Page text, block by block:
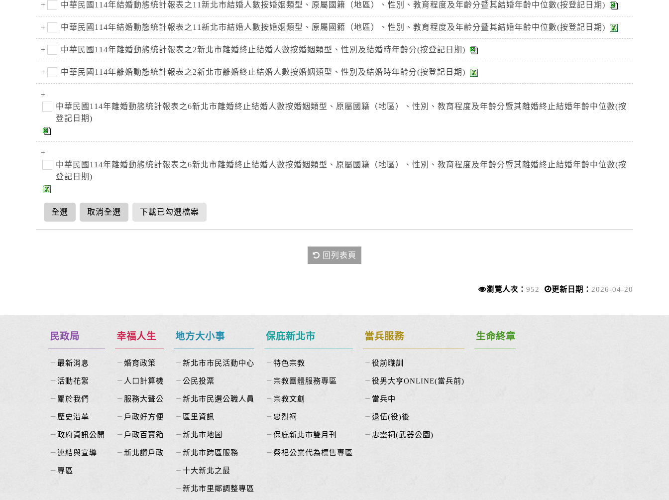
中華民國114年結婚動態統計報表之11新北市結婚人數按婚姻類型、原屬國籍（地區）、性別、教育程度及年齡分暨其結婚年齡中位數(按登記日期)
中華民國114年結婚動態統計報表之11新北市結婚人數按婚姻類型、原屬國籍（地區）、性別、教育程度及年齡分暨其結婚年齡中位數(按登記日期)
中華民國114年離婚動態統計報表之2新北市離婚終止結婚人數按婚姻類型、性別及結婚時年齡分(按登記日期)
中華民國114年離婚動態統計報表之2新北市離婚終止結婚人數按婚姻類型、性別及結婚時年齡分(按登記日期)
中華民國114年離婚動態統計報表之6新北市離婚終止結婚人數按婚姻類型、原屬國籍（地區）、性別、教育程度及年齡分暨其離婚終止結婚年齡中位數(按
登記日期)
中華民國114年離婚動態統計報表之6新北市離婚終止結婚人數按婚姻類型、原屬國籍（地區）、性別、教育程度及年齡分暨其離婚終止結婚年齡中位數(按
登記日期)
全選 取消全選 下載已勾選檔案
回列表頁
瀏覽人次： 952 更新日期： 2026-04-20
民政局
最新消息
活動花絮
關於我們
歷史沿革
政府資訊公開
連結與宣導
專區
幸福人生
婚育政策
人口計算機
服務大聲公
戶政好方便
戶政百寶箱
新北讚戶政
地方大小事
新北市市民活動中心
公民投票
新北市民選公職人員
區里資訊
新北市地圖
新北市跨區服務
十大新北之最
新北市里鄰調整專區
保庇新北市
特色宗教
宗教團體服務專區
宗教文創
忠烈祠
保庇新北市雙月刊
祭祀公業代為標售專區
當兵服務
役前職訓
役男大亨ONLINE(當兵前)
當兵中
退伍(役)後
忠靈祠(武器公園)
生命終章